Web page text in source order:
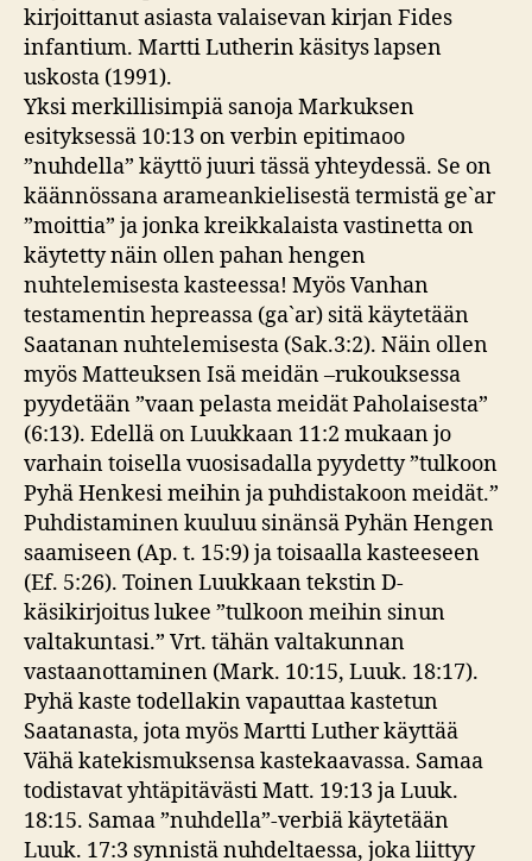
kirjoittanut asiasta valaisevan kirjan Fides
infantium. Martti Lutherin käsitys lapsen
uskosta (1991).
Yksi merkillisimpiä sanoja Markuksen
esityksessä 10:13 on verbin epitimaoo
”nuhdella” käyttö juuri tässä yhteydessä. Se on
käännössana arameankielisestä termistä ge`ar
”moittia” ja jonka kreikkalaista vastinetta on
käytetty näin ollen pahan hengen
nuhtelemisesta kasteessa! Myös Vanhan
testamentin hepreassa (ga`ar) sitä käytetään
Saatanan nuhtelemisesta (Sak.3:2). Näin ollen
myös Matteuksen Isä meidän –rukouksessa
pyydetään ”vaan pelasta meidät Paholaisesta”
(6:13). Edellä on Luukkaan 11:2 mukaan jo
varhain toisella vuosisadalla pyydetty ”tulkoon
Pyhä Henkesi meihin ja puhdistakoon meidät.”
Puhdistaminen kuuluu sinänsä Pyhän Hengen
saamiseen (Ap. t. 15:9) ja toisaalla kasteeseen
(Ef. 5:26). Toinen Luukkaan tekstin D-
käsikirjoitus lukee ”tulkoon meihin sinun
valtakuntasi.” Vrt. tähän valtakunnan
vastaanottaminen (Mark. 10:15, Luuk. 18:17).
Pyhä kaste todellakin vapauttaa kastetun
Saatanasta, jota myös Martti Luther käyttää
Vähä katekismuksensa kastekaavassa. Samaa
todistavat yhtäpitävästi Matt. 19:13 ja Luuk.
18:15. Samaa ”nuhdella”-verbiä käytetään
Luuk. 17:3 synnistä nuhdeltaessa, joka liittyy